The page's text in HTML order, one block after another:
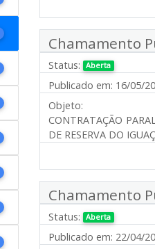
Chamamento
Status: Aberta
Publicado em: 16/05/
Objeto:
CONTRATAÇÃO
DE RESERVA DO
Chamamento
Status: Aberta
Publicado em: 22/04/